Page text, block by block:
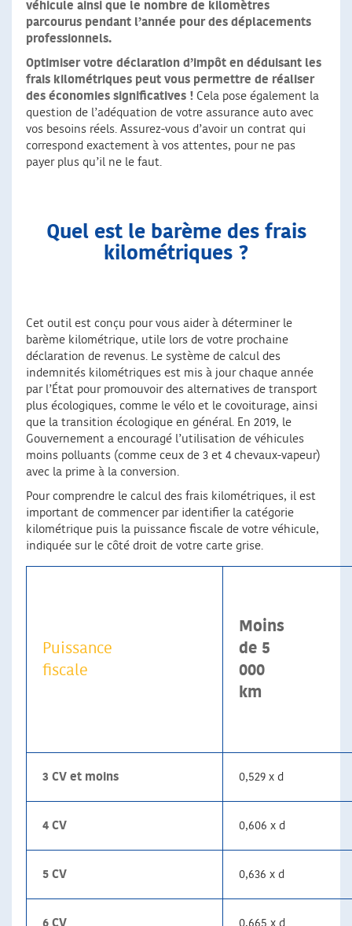
véhicule ainsi que le nombre de kilomètres
parcourus pendant l’année pour des déplacements
professionnels.
Optimiser votre déclaration d’impôt en déduisant les
frais kilométriques peut vous permettre de réaliser
des économies significatives ! Cela pose également la
question de l’adéquation de votre assurance auto avec
vos besoins réels. Assurez-vous d’avoir un contrat qui
correspond exactement à vos attentes, pour ne pas
payer plus qu’il ne le faut.
Quel est le barème des frais
kilométriques ?
Cet outil est conçu pour vous aider à déterminer le
barème kilométrique, utile lors de votre prochaine
déclaration de revenus. Le système de calcul des
indemnités kilométriques est mis à jour chaque année
par l’État pour promouvoir des alternatives de transport
plus écologiques, comme le vélo et le covoiturage, ainsi
que la transition écologique en général. En 2019, le
Gouvernement a encouragé l’utilisation de véhicules
moins polluants (comme ceux de 3 et 4 chevaux-vapeur)
avec la prime à la conversion.
Pour comprendre le calcul des frais kilométriques, il est
important de commencer par identifier la catégorie
kilométrique puis la puissance fiscale de votre véhicule,
indiquée sur le côté droit de votre carte grise.
Puissance
fiscale
Moins
de 5
000
km
3 CV et moins 0,529 x d
4 CV 0,606 x d
5 CV 0,636 x d
6 CV 0,665 x d